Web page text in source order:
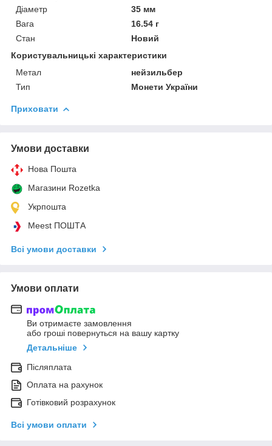
Діаметр
35 мм
Вага
16.54 г
Стан
Новий
Користувальницькі характеристики
Метал
нейзильбер
Тип
Монети України
Приховати
Умови доставки
Нова Пошта
Магазини Rozetka
Укрпошта
Meest ПОШТА
Всі умови доставки
Умови оплати
Ви отримаєте замовлення
або гроші повернуться на вашу картку
Детальніше
Післяплата
Оплата на рахунок
Готівковий розрахунок
Всі умови оплати